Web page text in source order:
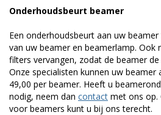
Onderhoudsbeurt beamer
Een onderhoudsbeurt aan uw
van uw beamer en beamerlamp. Ook
filters vervangen, zodat de beamer
Onze specialisten kunnen uw
49,00 per beamer. Heeft u
nodig, neem dan contact met ons op.
voor beamers kunt u bij ons terecht.